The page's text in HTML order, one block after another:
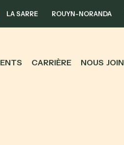
LA SARRE ROUYN-NORANDA
ENTS CARRIÈRE NOUS JOIN